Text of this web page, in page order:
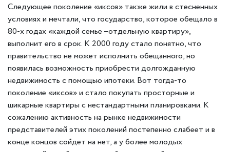
Следующее поколение «иксов» также жили в стесненных
условиях и мечтали, что государство, которое обещало в
80-х годах «каждой семье –отдельную квартиру»,
выполнит его в срок. К 2000 году стало понятно, что
правительство не может исполнить обещанного, но
появилась возможность приобрести долгожданную
недвижимость с помощью ипотеки. Вот тогда-то
поколение «иксов» и стало покупать просторные и
шикарные квартиры с нестандартными планировками. К
сожалению активность на рынке недвижимости
представителей этих поколений постепенно слабеет и в
конце концов сойдет на нет, а у более молодых